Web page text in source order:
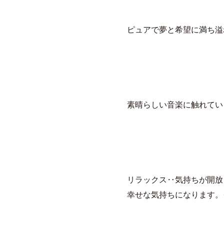
ピュアで夢と希望に満ち
素晴らしい音楽に触れて
リラックス‥気持ちが開
幸せな気持ちになります